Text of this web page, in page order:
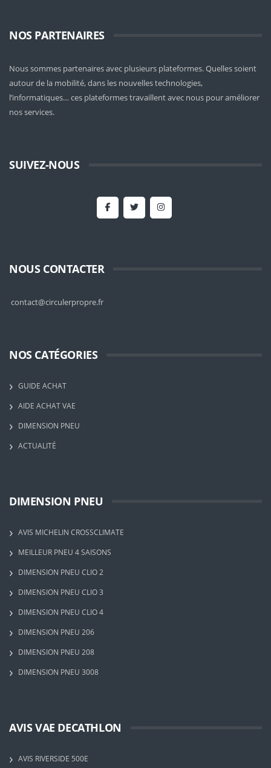
NOS PARTENAIRES
Nous sommes partenaires avec plusieurs plateformes. Quelles soient
autour de la mobilité, dans les nouvelles technologies,
l’informatiques… ces plateformes travaillent avec nous pour améliorer
nos services.
SUIVEZ-NOUS
NOUS CONTACTER
contact@circulerpropre.fr
NOS CATÉGORIES
GUIDE ACHAT
AIDE ACHAT VAE
DIMENSION PNEU
ACTUALITÉ
DIMENSION PNEU
AVIS MICHELIN CROSSCLIMATE
MEILLEUR PNEU 4 SAISONS
DIMENSION PNEU CLIO 2
DIMENSION PNEU CLIO 3
DIMENSION PNEU CLIO 4
DIMENSION PNEU 206
DIMENSION PNEU 208
DIMENSION PNEU 3008
AVIS VAE DECATHLON
AVIS RIVERSIDE 500E